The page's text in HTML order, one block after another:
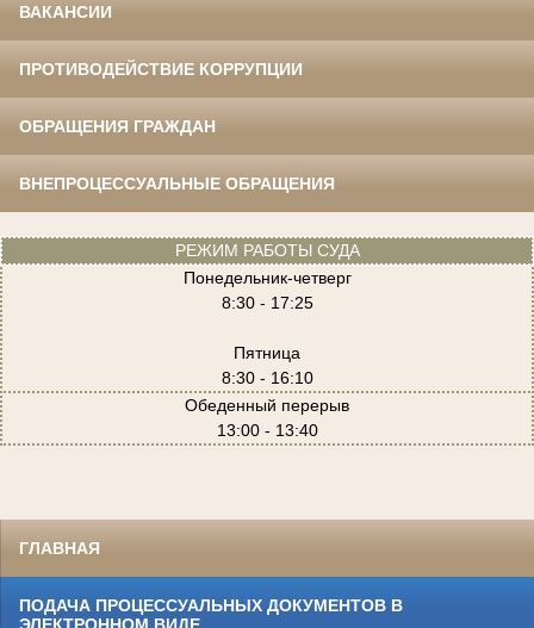
ВАКАНСИИ
ПРОТИВОДЕЙСТВИЕ КОРРУПЦИИ
ОБРАЩЕНИЯ ГРАЖДАН
ВНЕПРОЦЕССУАЛЬНЫЕ ОБРАЩЕНИЯ
РЕЖИМ РАБОТЫ СУДА
Понедельник-четверг
8:30 - 17:25
Пятница
8:30 - 16:10
Обеденный перерыв
13:00 - 13:40
ГЛАВНАЯ
ПОДАЧА ПРОЦЕССУАЛЬНЫХ ДОКУМЕНТОВ В